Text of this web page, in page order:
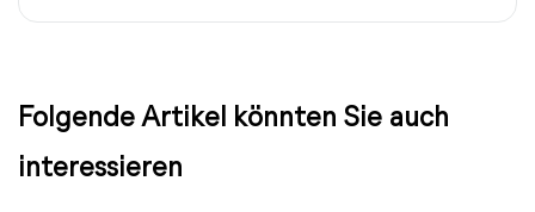
Folgende Artikel könnten Sie auch
interessieren